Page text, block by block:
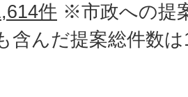
件 ※市政への提
含んだ提案総件数